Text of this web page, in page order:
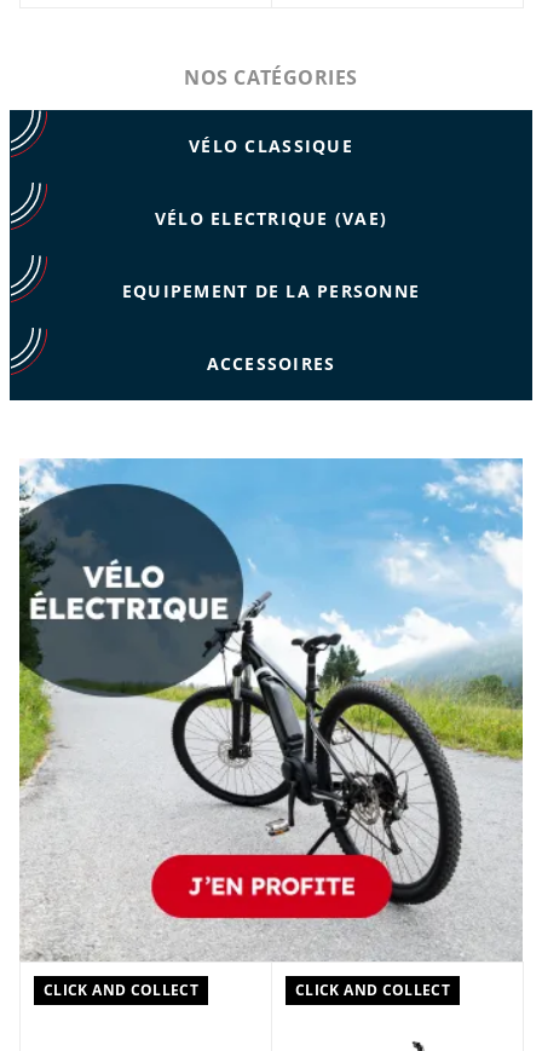
NOS CATÉGORIES
VÉLO CLASSIQUE
VÉLO ELECTRIQUE (VAE)
EQUIPEMENT DE LA PERSONNE
ACCESSOIRES
CLICK AND COLLECT CLICK AND COLLECT